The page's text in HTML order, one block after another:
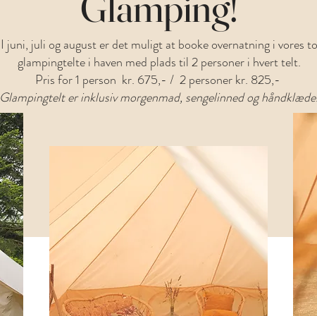
I juni, juli og august er det muligt at booke overnatning i vores to
glampingtelte i haven med plads til 2 personer i hvert telt.
Pris for 1 person kr. 675,- / 2 personer kr. 825,-
Glampingtelt er inklusiv morgenmad, sengelinned og